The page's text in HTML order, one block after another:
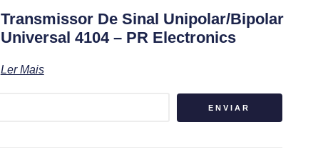
Transmissor De Sinal Unipolar/bipolar
Universal 4104 – PR Electronics
Ler Mais
ENVIAR